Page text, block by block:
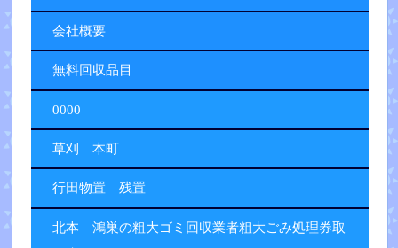
会社概要
無料回収品目
0000
草刈 本町
行田物置 残置
北本 鴻巣の粗大ゴミ回収業者粗大ごみ処理券取